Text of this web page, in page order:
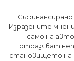
Изразените
само на
отразяват
становището на